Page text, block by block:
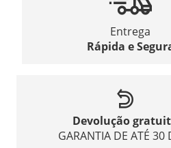
Entrega
Rápida e
Devolução
GARANTIA DE ATÉ 30